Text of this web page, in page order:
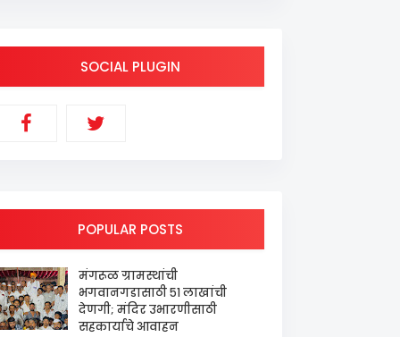
SOCIAL PLUGIN
POPULAR POSTS
मंगरूळ ग्रामस्थांची
भगवानगडासाठी ५१ लाखांची
देणगी; मंदिर उभारणीसाठी
सहकार्याचे आवाहन